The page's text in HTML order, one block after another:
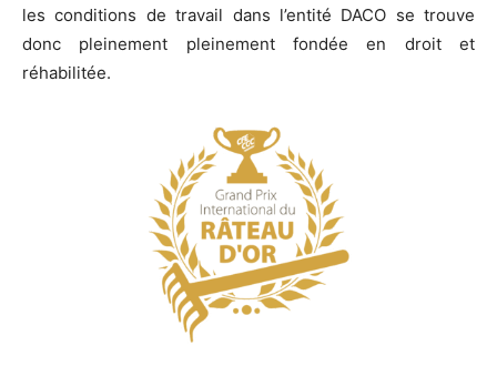
les conditions de travail dans l’entité DACO se trouve
donc pleinement pleinement fondée en droit et
réhabilitée.